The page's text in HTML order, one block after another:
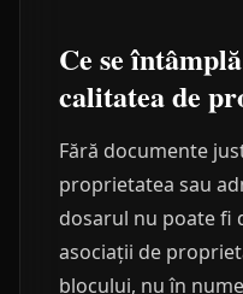
Ce se
calitatea de
Fără documente
proprietatea sau
dosarul nu poate fi
asociații de
blocului, nu în